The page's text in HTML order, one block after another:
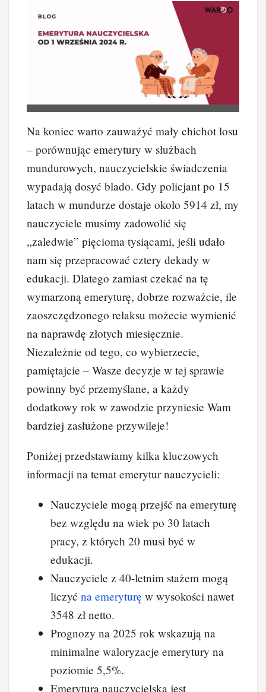
Na koniec warto zauważyć mały chichot losu
– porównując emerytury w służbach
mundurowych, nauczycielskie świadczenia
wypadają dosyć blado. Gdy policjant po 15
latach w mundurze dostaje około 5914 zł, my
nauczyciele musimy zadowolić się
„zaledwie” pięcioma tysiącami, jeśli udało
nam się przepracować cztery dekady w
edukacji. Dlatego zamiast czekać na tę
wymarzoną emeryturę, dobrze rozważcie, ile
zaoszczędzonego relaksu możecie wymienić
na naprawdę złotych miesięcznie.
Niezależnie od tego, co wybierzecie,
pamiętajcie – Wasze decyzje w tej sprawie
powinny być przemyślane, a każdy
dodatkowy rok w zawodzie przyniesie Wam
bardziej zasłużone przywileje!
Poniżej przedstawiamy kilka kluczowych
informacji na temat emerytur nauczycieli:
Nauczyciele mogą przejść na emeryturę
bez względu na wiek po 30 latach
pracy, z których 20 musi być w
edukacji.
Nauczyciele z 40-letnim stażem mogą
liczyć na emeryturę w wysokości nawet
3548 zł netto.
Prognozy na 2025 rok wskazują na
minimalne waloryzacje emerytury na
poziomie 5,5%.
Emerytura nauczycielska jest